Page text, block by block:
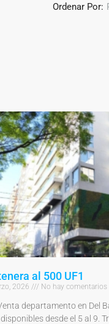
Ordenar Por:
al 500 UF1
2026 No hay comentarios
departamento en Del
desde el 5 al 9.